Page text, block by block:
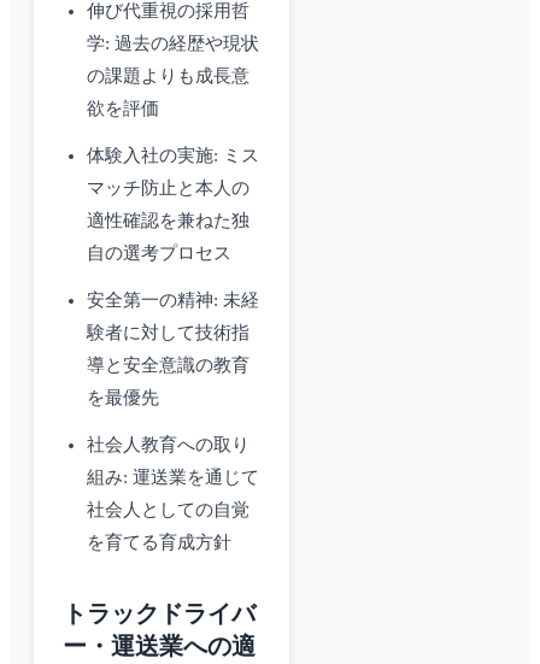
伸び代重視の採用哲
学: 過去の経歴や現状
の課題よりも成長意
欲を評価
体験入社の実施: ミス
マッチ防止と本人の
適性確認を兼ねた独
自の選考プロセス
安全第一の精神: 未経
験者に対して技術指
導と安全意識の教育
を最優先
社会人教育への取り
組み: 運送業を通じて
社会人としての自覚
を育てる育成方針
トラックドライバ
ー・運送業への適